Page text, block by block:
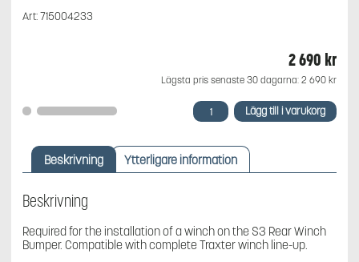
Art:715004233
2 690 kr
Lägsta pris senaste 30 dagarna: 2 690 kr
REAR
WINCH
KIT
mängd
Lägg till i varukorg
Beskrivning Ytterligare information
Beskrivning
Required for the installation of a winch on the S3 Rear Winch
Bumper. Compatible with complete Traxter winch line-up.